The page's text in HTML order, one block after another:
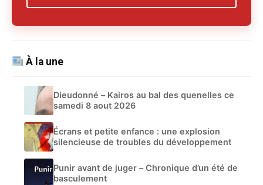
À la une
Dieudonné – Kairos au bal des quenelles ce
samedi 8 aout 2026
Écrans et petite enfance : une explosion
silencieuse de troubles du développement
Punir avant de juger – Chronique d’un été de
basculement